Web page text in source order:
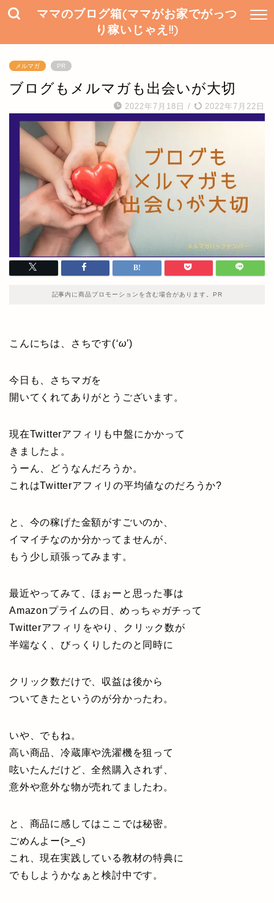
ママのブログ箱(ママがお家でがっつ
り稼いじゃえ!!)
メルマガ PR
ブログもメルマガも出会いが大切
2022年7月18日 / 2022年7月22日
記事内に商品プロモーションを含む場合があります。PR
こんにちは、さちです(‘ω’)
今日も、さちマガを
開いてくれてありがとうございます。
現在Twitterアフィリも中盤にかかって
きましたよ。
うーん、どうなんだろうか。
これはTwitterアフィリの平均値なのだろうか?
と、今の稼げた金額がすごいのか、
イマイチなのか分かってませんが、
もう少し頑張ってみます。
最近やってみて、ほぉーと思った事は
Amazonプライムの日、めっちゃガチって
Twitterアフィリをやり、クリック数が
半端なく、びっくりしたのと同時に
クリック数だけで、収益は後から
ついてきたというのが分かったわ。
いや、でもね。
高い商品、冷蔵庫や洗濯機を狙って
呟いたんだけど、全然購入されず、
意外や意外な物が売れてましたわ。
と、商品に感してはここでは秘密。
ごめんよー(>_<)
これ、現在実践している教材の特典に
でもしようかなぁと検討中です。